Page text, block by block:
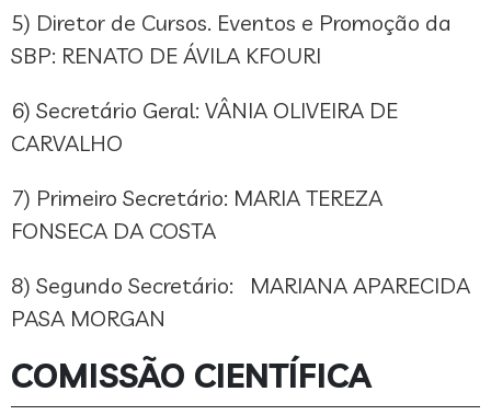
5) Diretor de Cursos. Eventos e Promoção da
SBP: RENATO DE ÁVILA KFOURI
6) Secretário Geral: VÂNIA OLIVEIRA DE
CARVALHO
7) Primeiro Secretário: MARIA TEREZA
FONSECA DA COSTA
8) Segundo Secretário: MARIANA APARECIDA
PASA MORGAN
COMISSÃO CIENTÍFICA